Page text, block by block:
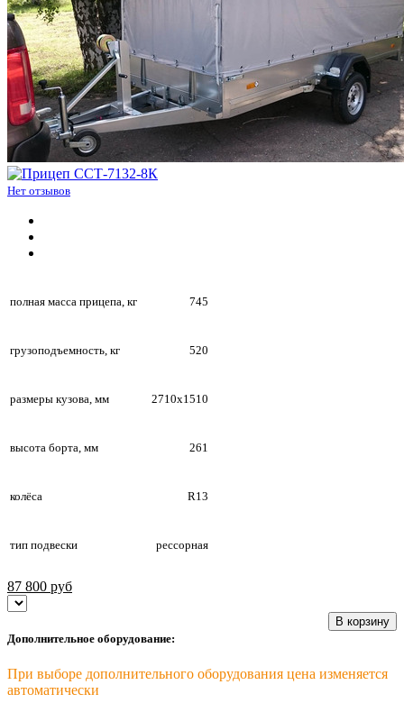
Нет отзывов
полная масса прицепа, кг 745
грузоподъемность, кг 520
размеры кузова, мм 2710х1510
высота борта, мм 261
колёса R13
тип подвески рессорная
87 800 руб
В корзину
Дополнительное оборудование:
При выборе дополнительного оборудования цена изменяется
автоматически